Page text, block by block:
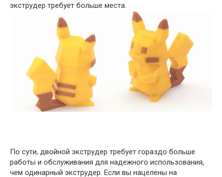
экструдер требует больше места.
По сути, двойной экструдер требует гораздо больше
работы и обслуживания для надежного использования,
чем одинарный экструдер. Если вы нацелены на